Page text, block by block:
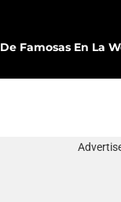
Famosas En La